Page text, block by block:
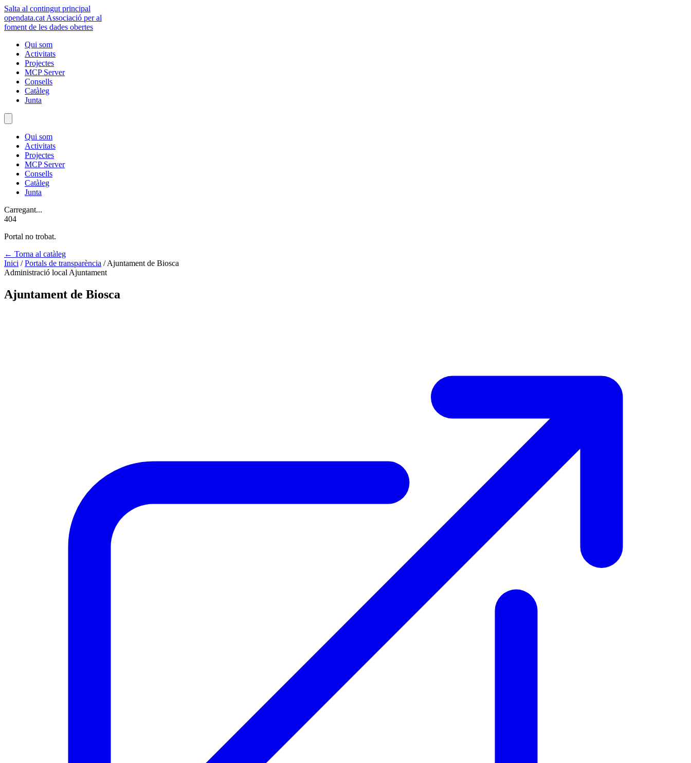
Salta al contingut principal
opendata.cat Associació per al
foment de les dades obertes
Qui som
Activitats
Projectes
MCP Server
Consells
Catàleg
Junta
Qui som
Activitats
Projectes
MCP Server
Consells
Catàleg
Junta
Carregant...
404
Portal no trobat.
← Torna al catàleg
Inici / Portals de transparència / Ajuntament de Biosca
Administració local Ajuntament
Ajuntament de Biosca